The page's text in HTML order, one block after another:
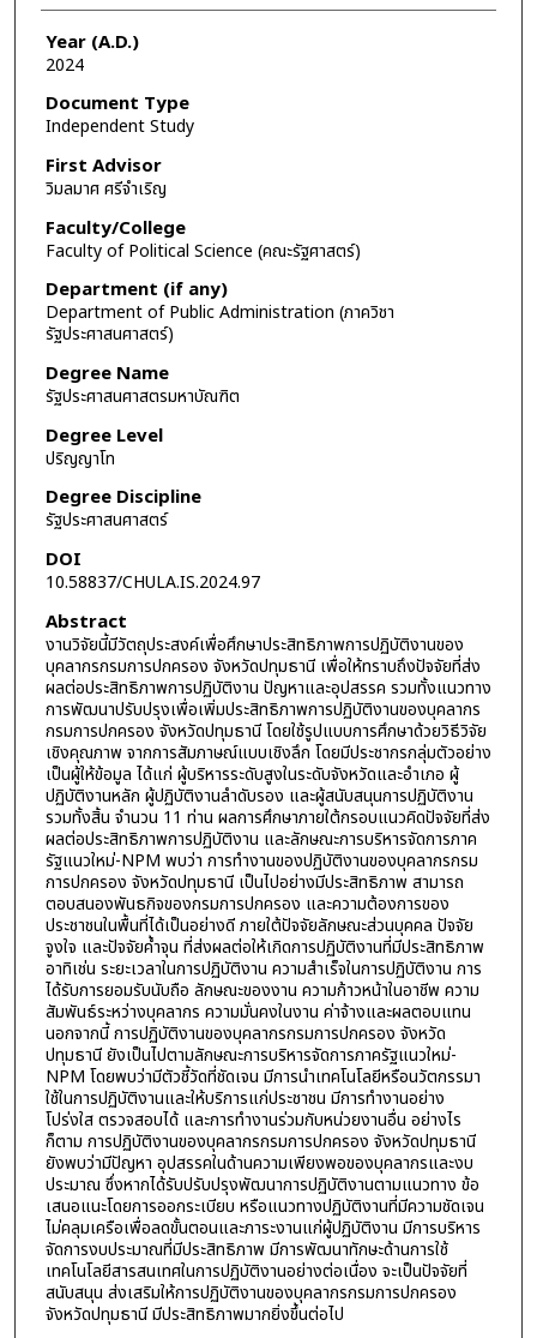
Year (A.D.)
2024
Document Type
Independent Study
First Advisor
วิมลมาศ ศรีจำเริญ
Faculty/College
Faculty of Political Science (คณะรัฐศาสตร์)
Department (if any)
Department of Public Administration (ภาควิชา
รัฐประศาสนศาสตร์)
Degree Name
รัฐประศาสนศาสตรมหาบัณฑิต
Degree Level
ปริญญาโท
Degree Discipline
รัฐประศาสนศาสตร์
DOI
10.58837/CHULA.IS.2024.97
Abstract
งานวิจัยนี้มีวัตถุประสงค์เพื่อศึกษาประสิทธิภาพการปฏิบัติงานของ
บุคลากรกรมการปกครอง จังหวัดปทุมธานี เพื่อให้ทราบถึงปัจจัยที่ส่ง
ผลต่อประสิทธิภาพการปฏิบัติงาน ปัญหาและอุปสรรค รวมทั้งแนวทาง
การพัฒนาปรับปรุงเพื่อเพิ่มประสิทธิภาพการปฏิบัติงานของบุคลากร
กรมการปกครอง จังหวัดปทุมธานี โดยใช้รูปแบบการศึกษาด้วยวิธีวิจัย
เชิงคุณภาพ จากการสัมภาษณ์แบบเชิงลึก โดยมีประชากรกลุ่มตัวอย่าง
เป็นผู้ให้ข้อมูล ได้แก่ ผู้บริหารระดับสูงในระดับจังหวัดและอำเภอ ผู้
ปฏิบัติงานหลัก ผู้ปฏิบัติงานลำดับรอง และผู้สนับสนุนการปฏิบัติงาน
รวมทั้งสิ้น จำนวน 11 ท่าน ผลการศึกษาภายใต้กรอบแนวคิดปัจจัยที่ส่ง
ผลต่อประสิทธิภาพการปฏิบัติงาน และลักษณะการบริหารจัดการภาค
รัฐแนวใหม่-NPM พบว่า การทำงานของปฏิบัติงานของบุคลากรกรม
การปกครอง จังหวัดปทุมธานี เป็นไปอย่างมีประสิทธิภาพ สามารถ
ตอบสนองพันธกิจของกรมการปกครอง และความต้องการของ
ประชาชนในพื้นที่ได้เป็นอย่างดี ภายใต้ปัจจัยลักษณะส่วนบุคคล ปัจจัย
จูงใจ และปัจจัยค้ำจุน ที่ส่งผลต่อให้เกิดการปฏิบัติงานที่มีประสิทธิภาพ
อาทิเช่น ระยะเวลาในการปฏิบัติงาน ความสำเร็จในการปฏิบัติงาน การ
ได้รับการยอมรับนับถือ ลักษณะของงาน ความก้าวหน้าในอาชีพ ความ
สัมพันธ์ระหว่างบุคลากร ความมั่นคงในงาน ค่าจ้างและผลตอบแทน
นอกจากนี้ การปฏิบัติงานของบุคลากรกรมการปกครอง จังหวัด
ปทุมธานี ยังเป็นไปตามลักษณะการบริหารจัดการภาครัฐแนวใหม่-
NPM โดยพบว่ามีตัวชี้วัดที่ชัดเจน มีการนำเทคโนโลยีหรือนวัตกรรมา
ใช้ในการปฏิบัติงานและให้บริการแก่ประชาชน มีการทำงานอย่าง
โปร่งใส ตรวจสอบได้ และการทำงานร่วมกับหน่วยงานอื่น อย่างไร
ก็ตาม การปฏิบัติงานของบุคลากรกรมการปกครอง จังหวัดปทุมธานี
ยังพบว่ามีปัญหา อุปสรรคในด้านความเพียงพอของบุคลากรและงบ
ประมาณ ซึ่งหากได้รับปรับปรุงพัฒนาการปฏิบัติงานตามแนวทาง ข้อ
เสนอแนะโดยการออกระเบียบ หรือแนวทางปฏิบัติงานที่มีความชัดเจน
ไม่คลุมเครือเพื่อลดขั้นตอนและภาระงานแก่ผู้ปฏิบัติงาน มีการบริหาร
จัดการงบประมาณที่มีประสิทธิภาพ มีการพัฒนาทักษะด้านการใช้
เทคโนโลยีสารสนเทศในการปฏิบัติงานอย่างต่อเนื่อง จะเป็นปัจจัยที่
สนับสนุน ส่งเสริมให้การปฏิบัติงานของบุคลากรกรมการปกครอง
จังหวัดปทุมธานี มีประสิทธิภาพมากยิ่งขึ้นต่อไป